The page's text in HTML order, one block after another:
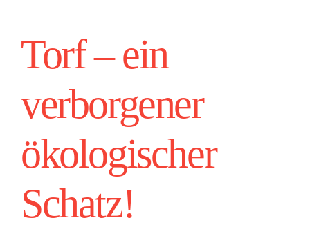
Torf – ein
verborgener
ökologischer
Schatz!